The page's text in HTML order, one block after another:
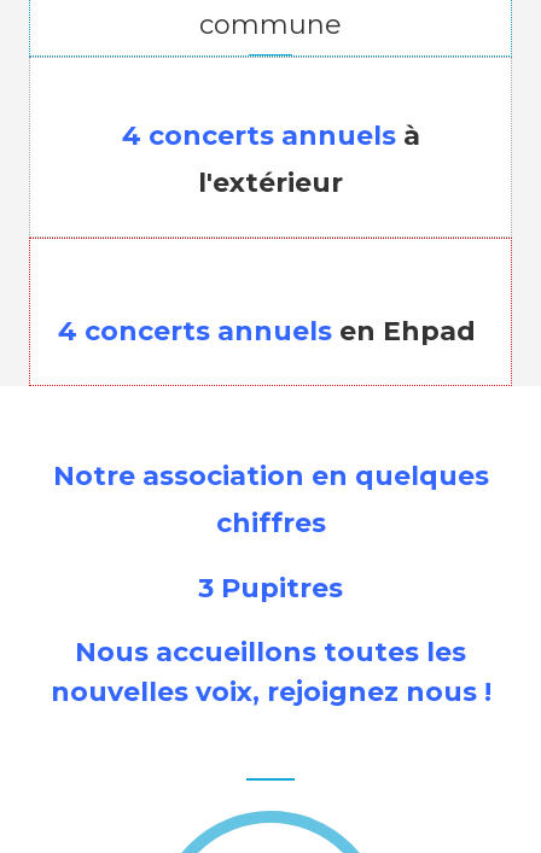
commune
4 concerts annuelsà
l'extérieur
4 concerts annuels en Ehpad
Notre association en quelques
chiffres
3 Pupitres
Nous accueillons toutes les
nouvelles voix, rejoignez nous !